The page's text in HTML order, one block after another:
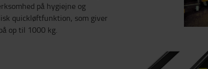
på hygiejne og
quickløftfunktion, som giver
op til 1000 kg.